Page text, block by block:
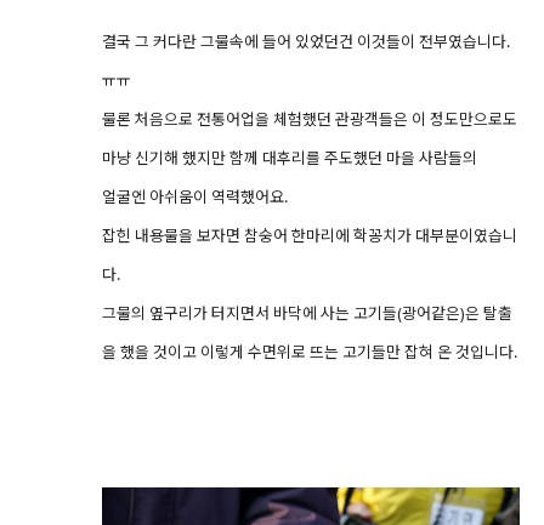
결국 그 커다란 그물속에 들어 있었던건 이것들이 전부였습니다.
ㅠㅠ
물론 처음으로 전통어업을 체험했던 관광객들은 이 정도만으로도
마냥 신기해 했지만 함께 대후리를 주도했던 마을 사람들의
얼굴엔 아쉬움이 역력했어요.
잡힌 내용물을 보자면 참숭어 한마리에 학꽁치가 대부분이였습니
다.
그물의 옆구리가 터지면서 바닥에 사는 고기들(광어같은)은 탈출
을 했을 것이고 이렇게 수면위로 뜨는 고기들만 잡혀 온 것입니다.